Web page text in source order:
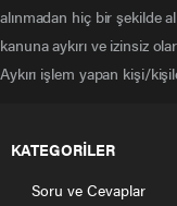
alınmadan hiç bir şekilde
kanuna aykırı ve izinsiz
Aykırı işlem yapan kişi/
KATEGORİLER
Soru ve Cevaplar